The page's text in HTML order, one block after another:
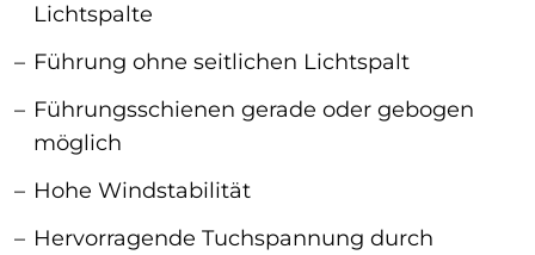
Lichtspalte
Führung ohne seitlichen Lichtspalt
Führungsschienen gerade oder gebogen
möglich
Hohe Windstabilität
Hervorragende Tuchspannung durch